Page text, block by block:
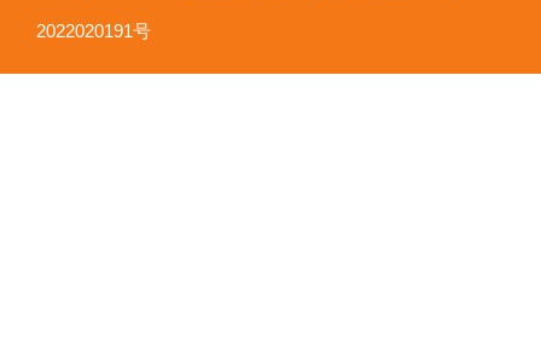
2022020191号